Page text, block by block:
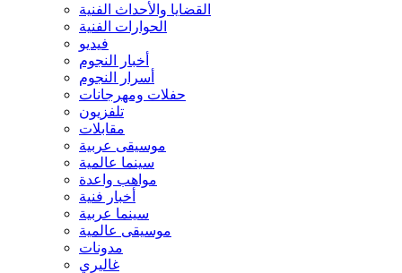
القضايا والأحداث الفنية
الحوارات الفنية
فيديو
أخبار النجوم
أسرار النجوم
حفلات ومهرجانات
تلفزيون
مقابلات
موسيقى عربية
سينما عالمية
مواهب واعدة
أخبار فنية
سينما عربية
موسيقى عالمية
مدونات
غاليري